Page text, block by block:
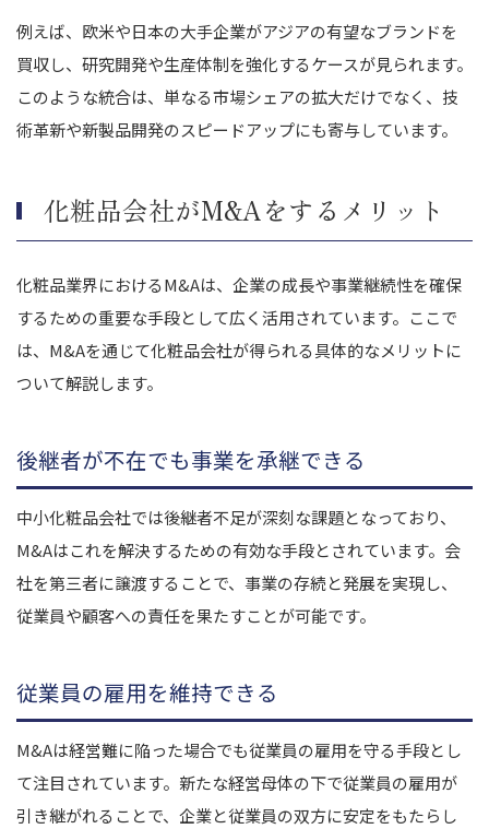
例えば、欧米や日本の大手企業がアジアの有望なブランドを
買収し、研究開発や生産体制を強化するケースが見られます。
このような統合は、単なる市場シェアの拡大だけでなく、技
術革新や新製品開発のスピードアップにも寄与しています。
化粧品会社がM&Aをするメリット
化粧品業界におけるM&Aは、企業の成長や事業継続性を確保
するための重要な手段として広く活用されています。ここで
は、M&Aを通じて化粧品会社が得られる具体的なメリットに
ついて解説します。
後継者が不在でも事業を承継できる
中小化粧品会社では後継者不足が深刻な課題となっており、
M&Aはこれを解決するための有効な手段とされています。会
社を第三者に譲渡することで、事業の存続と発展を実現し、
従業員や顧客への責任を果たすことが可能です。
従業員の雇用を維持できる
M&Aは経営難に陥った場合でも従業員の雇用を守る手段とし
て注目されています。新たな経営母体の下で従業員の雇用が
引き継がれることで、企業と従業員の双方に安定をもたらし